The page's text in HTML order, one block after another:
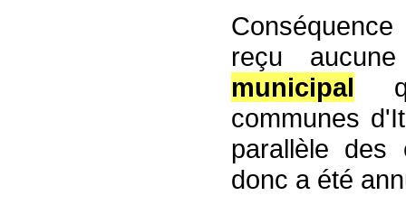
reçu
municipal
communes
parallèle des
donc a été